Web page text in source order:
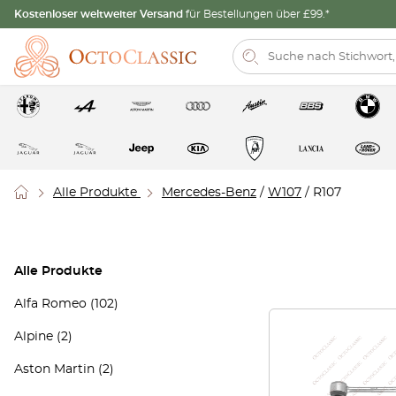
Kostenloser weltweiter Versand für Bestellungen über £99.*
Alle Produkte Mercedes-Benz / W107 / R107
Alle Produkte
Alfa Romeo (102)
Alpine (2)
Aston Martin (2)